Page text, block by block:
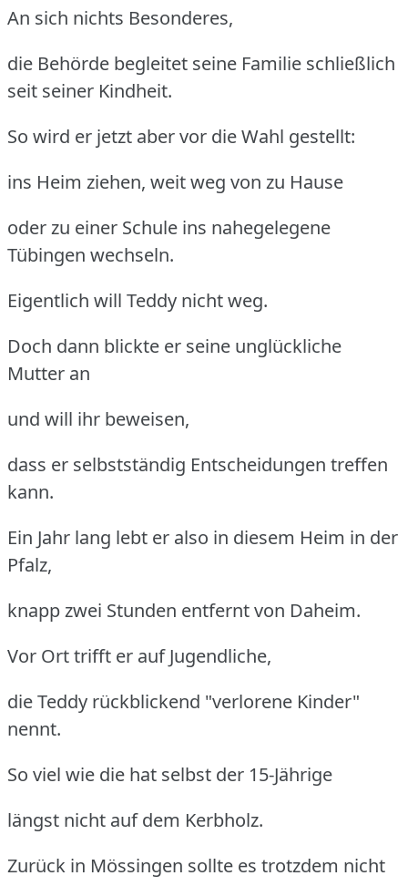
An sich nichts Besonderes,
die Behörde begleitet seine Familie schließlich
seit seiner Kindheit.
So wird er jetzt aber vor die Wahl gestellt:
ins Heim ziehen, weit weg von zu Hause
oder zu einer Schule ins nahegelegene
Tübingen wechseln.
Eigentlich will Teddy nicht weg.
Doch dann blickte er seine unglückliche
Mutter an
und will ihr beweisen,
dass er selbstständig Entscheidungen treffen
kann.
Ein Jahr lang lebt er also in diesem Heim in der
Pfalz,
knapp zwei Stunden entfernt von Daheim.
Vor Ort trifft er auf Jugendliche,
die Teddy rückblickend "verlorene Kinder"
nennt.
So viel wie die hat selbst der 15-Jährige
längst nicht auf dem Kerbholz.
Zurück in Mössingen sollte es trotzdem nicht